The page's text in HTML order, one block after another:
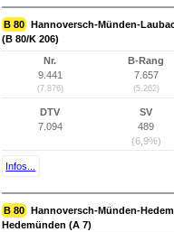
B 80 Hannoversch-Münden-
(B 80/K 206)
Nr.
9.441
(7.876)
B-Rang
7.657
(5.262)
DTV
7.094
SV
489
(6,9%)
Infos...
B 80 Hannoversch-Münden-
Hedemünden (A 7)